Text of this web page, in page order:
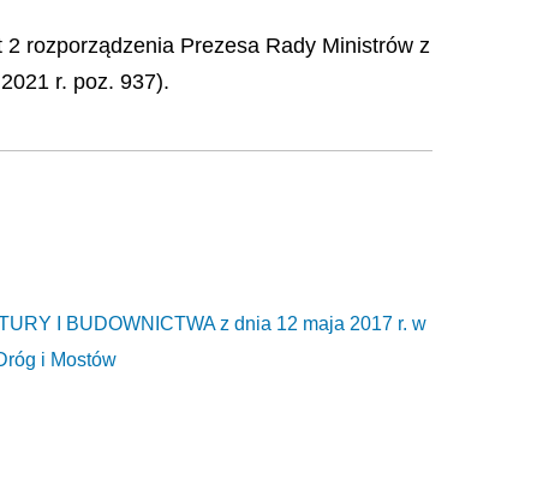
rozporządzenia Prezesa Rady Ministrów z
r. poz. 937).
I BUDOWNICTWA z dnia 12 maja 2017 r. w
i Mostów